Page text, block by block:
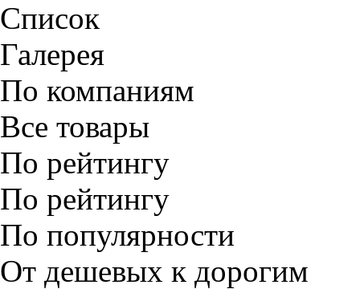
Список
Галерея
По компаниям
Все товары
По рейтингу
По рейтингу
По популярности
От дешевых к дорогим